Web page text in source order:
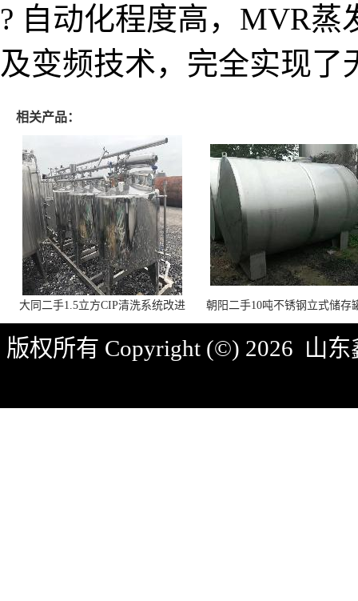
? 自动化程度高，MVR蒸
及变频技术，完全实现了
相关产品：
大同二手1.5立方CIP清洗系统改进
措施
朝阳二手10吨不锈钢立式储存
作能力
版权所有 Copyright (©) 2026 山